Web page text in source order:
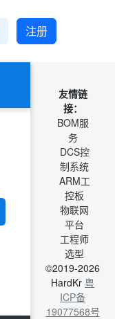
注册
友情链
接：
BOM服
务
DCS控
制系统
ARM工
控板
物联网
平台
工程师
选型
©2019-2026
HardKr 粤
ICP备
19077568号